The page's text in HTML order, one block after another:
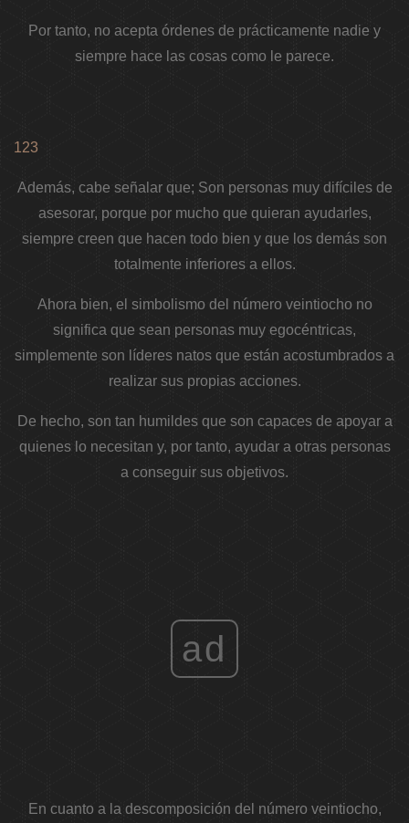
Por tanto, no acepta órdenes de prácticamente nadie y
siempre hace las cosas como le parece.
123
Además, cabe señalar que; Son personas muy difíciles de
asesorar, porque por mucho que quieran ayudarles,
siempre creen que hacen todo bien y que los demás son
totalmente inferiores a ellos.
Ahora bien, el simbolismo del número veintiocho no
significa que sean personas muy egocéntricas,
simplemente son líderes natos que están acostumbrados a
realizar sus propias acciones.
De hecho, son tan humildes que son capaces de apoyar a
quienes lo necesitan y, por tanto, ayudar a otras personas
a conseguir sus objetivos.
ad
En cuanto a la descomposición del número veintiocho,